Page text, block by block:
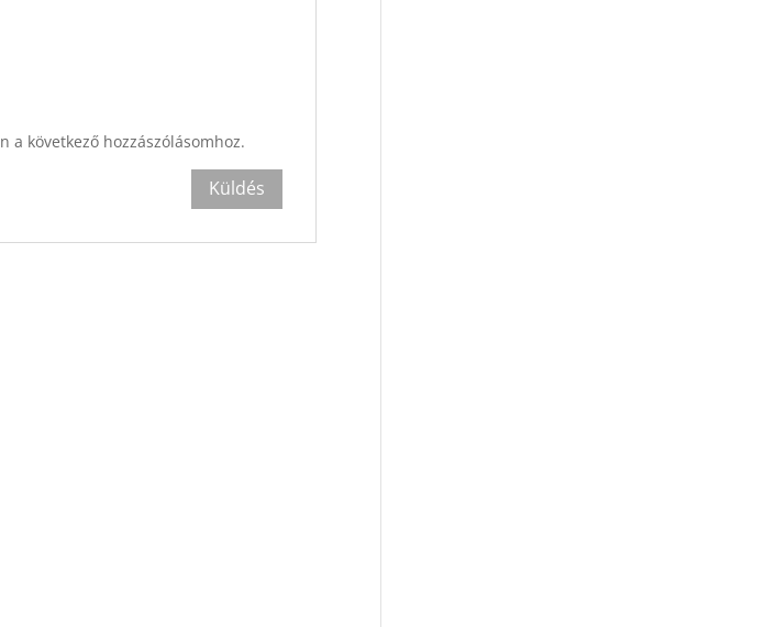
következő hozzászólásomhoz.